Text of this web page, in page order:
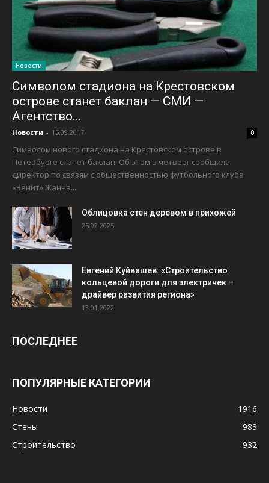
Новости
Символом стадиона на Крестовском
острове станет баклан — СМИ —
Агентство...
Новости - 15.09.2017 0
Символом нового стадиона на Крестовском острове в
Петербурге станет баклан. Об этом в четверг сообщила
директор по связям с общественностью футбольного клуба
«Зенит» Жанна...
Облицовка стен деревом в прихожей
25.02.2025
Евгений Куйвашев: «Строительство
кольцевой дороги для электричек –
драйвер развития региона»
13.01.2022
ПОСЛЕДНЕЕ
ПОПУЛЯРНЫЕ КАТЕГОРИИ
Новости
1916
Стены
983
Строительство
932